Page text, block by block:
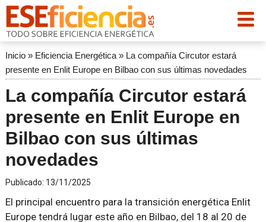
Inicio» Eficiencia Energética» La compañía Circutor estará
presente en Enlit Europe en Bilbao con sus últimas novedades
La compañía Circutor estará
presente en Enlit Europe en
Bilbao con sus últimas
novedades
Publicado: 13/11/2025
El principal encuentro para la transición energética Enlit
Europe tendrá lugar este año en Bilbao, del 18 al 20 de